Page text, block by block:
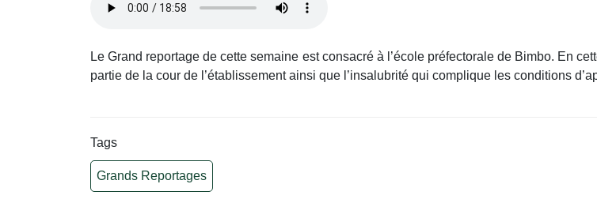
Le Grand reportage de cette semaine est consacré à l’école préfectorale de Bimbo. En
partie de la cour de l’établissement ainsi que l’insalubrité qui complique les conditions
Tags
Grands Reportages